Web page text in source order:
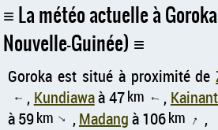
La météo actuelle à
Nouvelle-Guinée)
Goroka est situé à proximité de
↑ , Kundiawaà 47km ↑ ,
à 59km ↑ ,Madangà 106km ↑ ,